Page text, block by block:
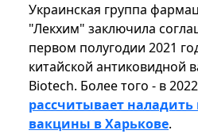
Украинская группа
"Лекхим" заключила
первом полугодии 2021
китайской антиковидной
Biotech. Более того - в
рассчитывает наладить
вакцины в Харькове.